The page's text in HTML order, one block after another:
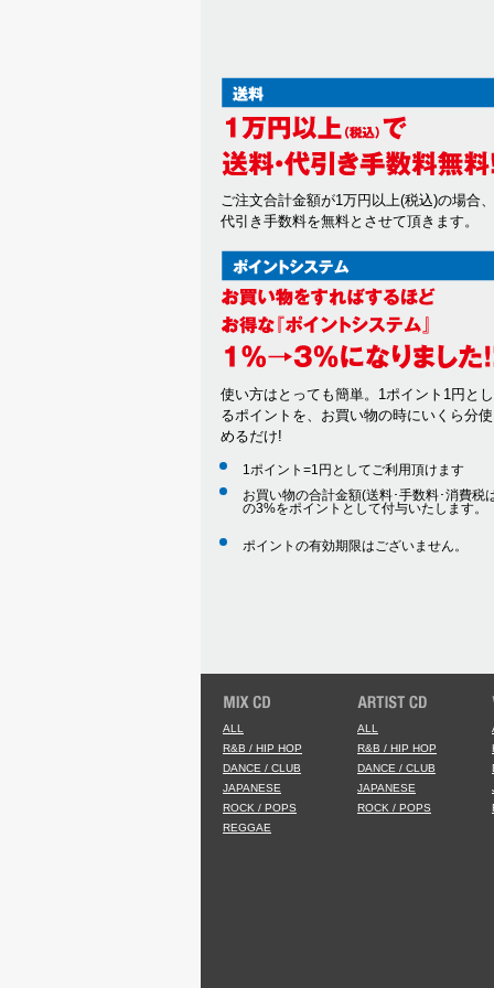
ご注文合計金額が1万円以上(税込)の場合
代引き手数料を無料とさせて頂きます。
使い方はとっても簡単。1ポイント1円と
るポイントを、お買い物の時にいくら分
めるだけ!
1ポイント=1円としてご利用頂けます
お買い物の合計金額(送料･手数料･消費税
の3%をポイントとして付与いたします。
ポイントの有効期限はございません。
ALL
R&B / HIP HOP
DANCE / CLUB
JAPANESE
ROCK / POPS
REGGAE
ALL
R&B / HIP HOP
DANCE / CLUB
JAPANESE
ROCK / POPS